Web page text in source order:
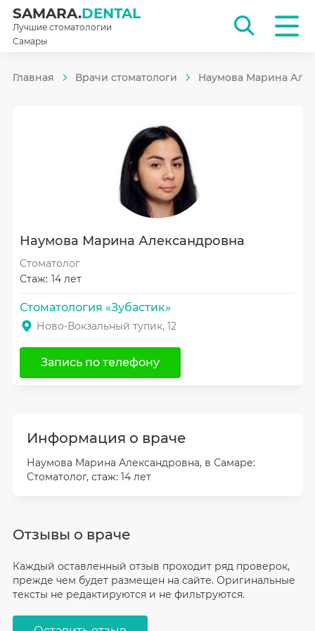
SAMARA.DENTAL
Лучшие стоматологии
Самары
Главная Врачи стоматологи Наумова Марина
Наумова Марина Александровна
Стоматолог
Стаж: 14 лет
Стоматология «Зубастик»
Ново-Вокзальный тупик, 12
Запись по телефону
Информация о враче
Наумова Марина Александровна, в Самаре:
Стоматолог, стаж: 14 лет
Отзывы о враче
Каждый оставленный отзыв проходит ряд проверок,
прежде чем будет размещен на сайте. Оригинальные
тексты не редактируются и не фильтруются.